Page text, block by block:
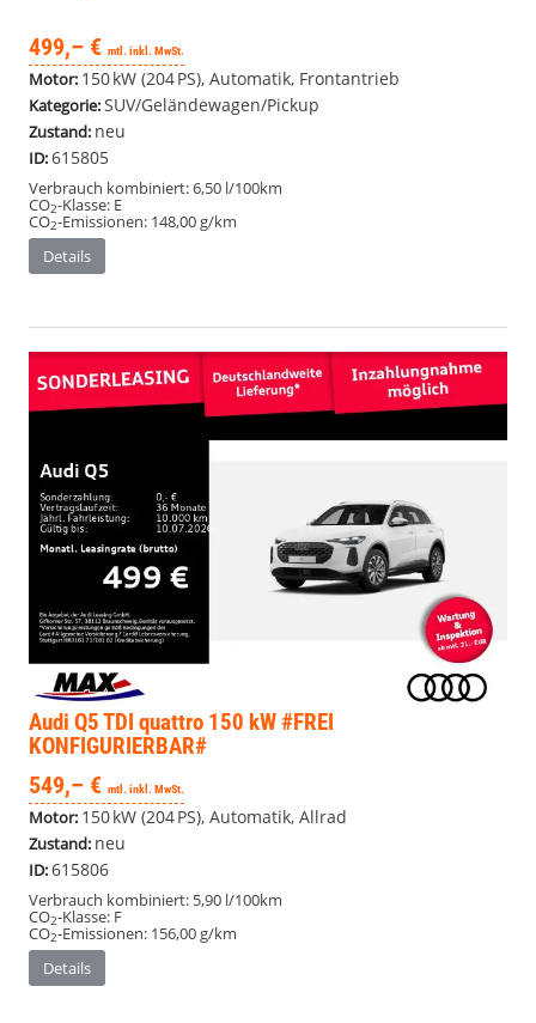
499,– € mtl. inkl. MwSt.
Motor: 150 kW (204 PS), Automatik, Frontantrieb
Kategorie:SUV/Geländewagen/Pickup
Zustand: neu
ID:615805
Verbrauch kombiniert:6,50 l/100km
CO2-Klasse: E
CO2-Emissionen: 148,00 g/km
Details
Audi Q5TDI quattro 150 kW #FREI
KONFIGURIERBAR#
549,– € mtl. inkl. MwSt.
Motor: 150 kW (204 PS), Automatik, Allrad
Zustand: neu
ID:615806
Verbrauch kombiniert: 5,90 l/100km
CO2-Klasse: F
CO2-Emissionen: 156,00 g/km
Details